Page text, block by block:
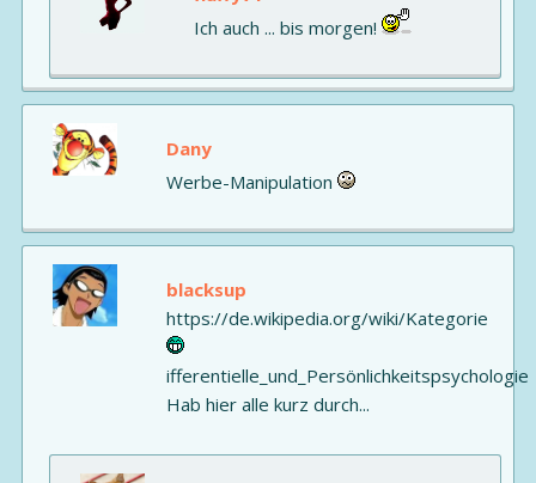
Ich auch ... bis morgen!
Dany
Werbe-Manipulation
blacksup
https://de.wikipedia.org/wiki/Kategorie
ifferentielle_und_Persönlichkeitspsychologie
Hab hier alle kurz durch...